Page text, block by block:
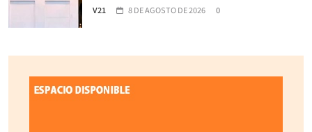
V21 8 DE AGOSTO DE 2026 0